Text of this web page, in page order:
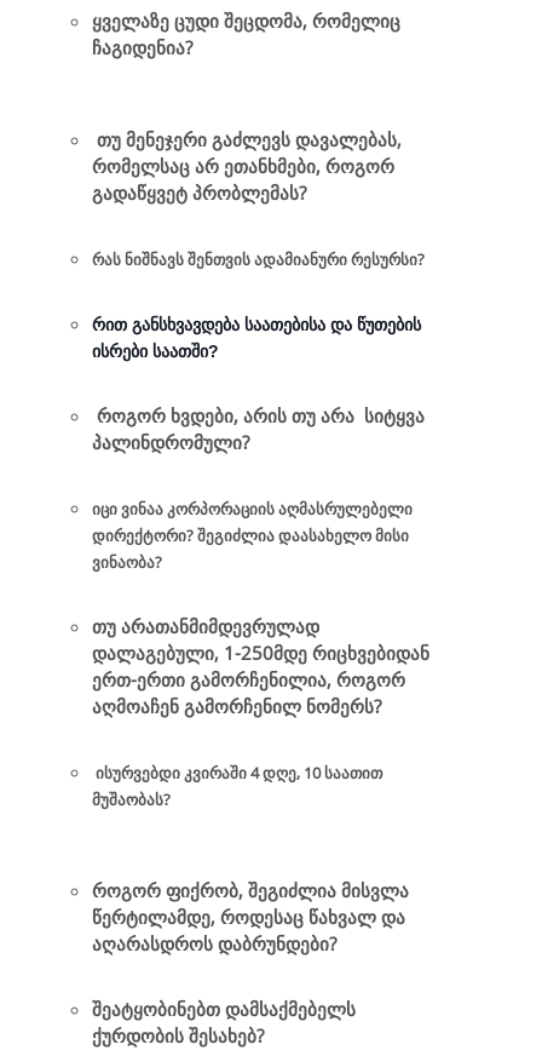
ყველაზე ცუდი შეცდომა, რომელიც
ჩაგიდენია?
თუ მენეჯერი გაძლევს დავალებას,
რომელსაც არ ეთანხმები, როგორ
გადაწყვეტ პრობლემას?
რას ნიშნავს შენთვის ადამიანური რესურსი?
რით განსხვავდება საათებისა და წუთების
ისრები საათში?
როგორ ხვდები, არის თუ არა სიტყვა
პალინდრომული?
იცი ვინაა კორპორაციის აღმასრულებელი
დირექტორი? შეგიძლია დაასახელო მისი
ვინაობა?
თუ არათანმიმდევრულად
დალაგებული, 1-250მდე რიცხვებიდან
ერთ-ერთი გამორჩენილია, როგორ
აღმოაჩენ გამორჩენილ ნომერს?
ისურვებდი კვირაში 4 დღე, 10 საათით
მუშაობას?
როგორ ფიქრობ, შეგიძლია მისვლა
წერტილამდე, როდესაც წახვალ და
აღარასდროს დაბრუნდები?
შეატყობინებთ დამსაქმებელს
ქურდობის შესახებ?